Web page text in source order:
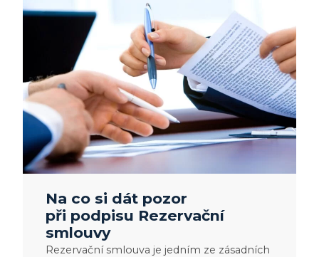
Na co si dát pozor
při podpisu Rezervační
smlouvy
Rezervační smlouva je jedním ze zásadních
pozor
při podpisu
Rezervační
smlouvy